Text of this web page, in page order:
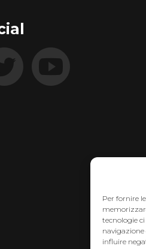
Per fornire
tecnologie
navigazione
influire